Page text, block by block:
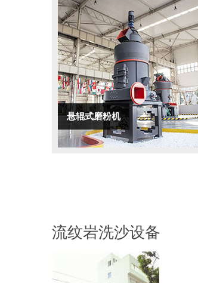
悬辊式磨粉机
流纹岩洗沙设备